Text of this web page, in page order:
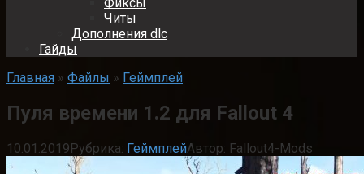
Читы
Дополнения dlc
Гайды
Главная » Файлы » Геймплей
Пуля времени 1.2 для Fallout 4
10.01.2019Рубрика: ГеймплейАвтор: Fallout4-Mods